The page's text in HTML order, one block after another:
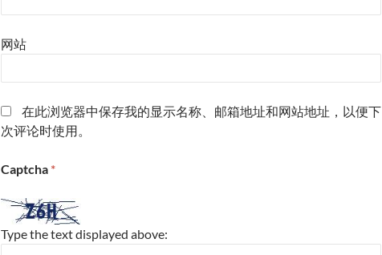
网站
在此浏览器中保存我的显示名称、邮箱地址和网站地址，以便下
次评论时使用。
Captcha *
Type the text displayed above: